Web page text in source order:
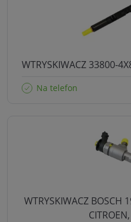
WTRYSKIWACZ 33800-
Na telefon
WTRYSKIWACZ BOSCH